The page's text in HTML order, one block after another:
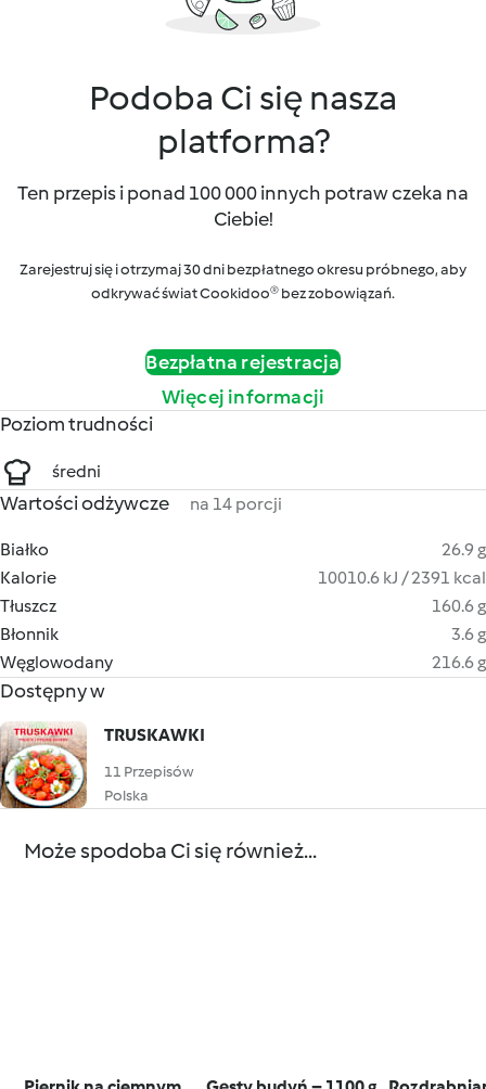
Podoba Ci się nasza
platforma?
Ten przepis i ponad 100 000 innych potraw czeka na
Ciebie!
Zarejestruj się i otrzymaj 30 dni bezpłatnego okresu próbnego, aby
odkrywać świat Cookidoo® bez zobowiązań.
Bezpłatna rejestracja
Więcej informacji
Poziom trudności
średni
Wartości odżywcze na 14 porcji
Białko
26.9 g
Kalorie
10010.6 kJ / 2391 kcal
Tłuszcz
160.6 g
Błonnik
3.6 g
Węglowodany
216.6 g
Dostępny w
TRUSKAWKI
11 Przepisów
Polska
Może spodoba Ci się również...